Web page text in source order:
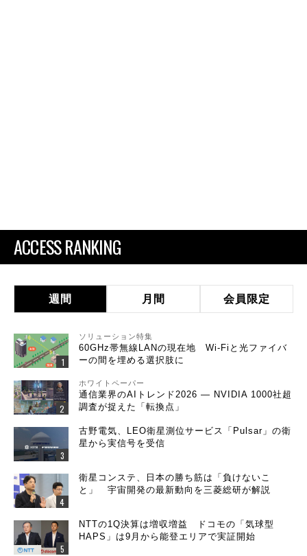
ACCESS RANKING
週間 月間 会員限定
ソリューション特集
60GHz帯無線LANの現在地 Wi-Fiと光ファイバ
ーの間を埋める選択肢に
ホワイトペーパー
通信業界のAIトレンド2026 ― NVIDIA 1000社超
調査が捉えた「転換点」
古野電気、LEO衛星測位サービス「Pulsar」の衛
星から実信号を受信
衛星コンステ、日本の勝ち筋は「負けないこ
と」 宇宙開発の最新動向を三菱総研が解説
NTTの1Q決算は増収増益 ドコモの「気球型
HAPS」は9月から能登エリアで実証開始